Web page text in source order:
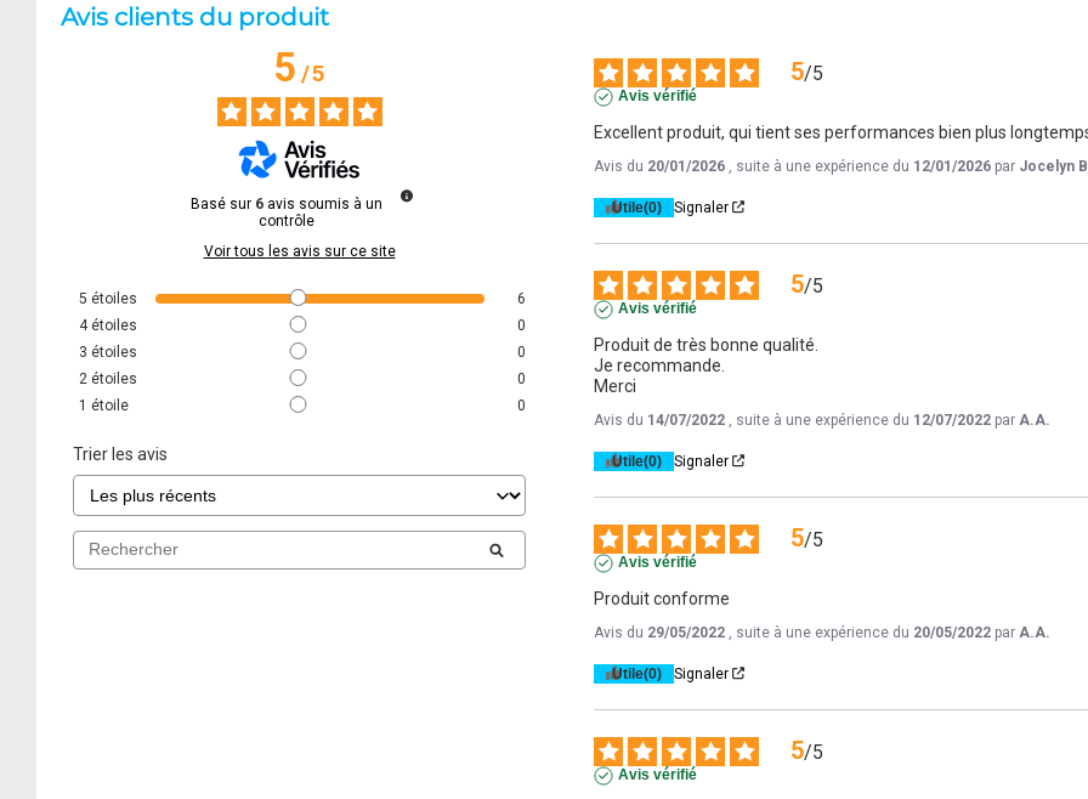
Avis clients du produit
5/5
Basé sur 6 avis soumis à un
contrôle
Voir tous les avis sur ce site
5 étoiles
6
4 étoiles
0
3 étoiles
0
2 étoiles
0
1 étoile 0
Trier les avis
5/5
Avis vérifié
Excellent produit, qui tient ses performances bien plus
Avis du 20/01/2026 , suite à une expérience du 12/01/2026 par Jocelyn
Utile(0) Signaler
5/5
Avis vérifié
Produit de très bonne qualité.
Je recommande.
Merci
Avis du 14/07/2022 , suite à une expérience du 12/07/2022 par A.A.
Utile(0) Signaler
5/5
Avis vérifié
Produit conforme
Avis du 29/05/2022 , suite à une expérience du 20/05/2022 par A.A.
Utile(0) Signaler
5/5
Avis vérifié